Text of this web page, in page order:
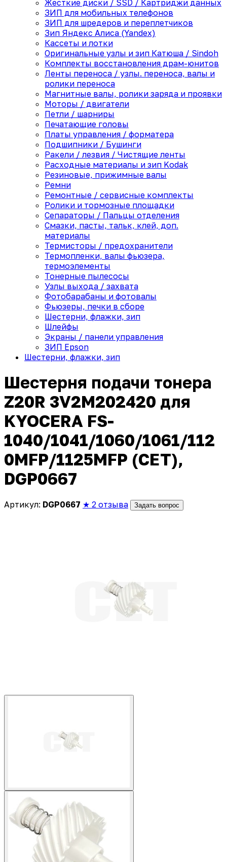
Жесткие диски / SSD / Картриджи данных
ЗИП для мобильных телефонов
ЗИП для шредеров и переплетчиков
Зип Яндекс Алиса (Yandex)
Кассеты и лотки
Оригинальные узлы и зип Катюша / Sindoh
Комплекты восстановления драм-юнитов
Ленты переноса / узлы. переноса, валы и
ролики переноса
Магнитные валы, ролики заряда и проявки
Моторы / двигатели
Петли / шарниры
Печатающие головы
Платы управления / форматера
Подшипники / Бушинги
Ракели / лезвия / Чистящие ленты
Расходные материалы и зип Kodak
Резиновые, прижимные валы
Ремни
Ремонтные / сервисные комплекты
Ролики и тормозные площадки
Сепараторы / Пальцы отделения
Смазки, пасты, тальк, клей, доп.
материалы
Термисторы / предохранители
Термопленки, валы фьюзера,
термоэлементы
Тонерные пылесосы
Узлы выхода / захвата
Фотобарабаны и фотовалы
Фьюзеры, печки в сборе
Шестерни, флажки, зип
Шлейфы
Экраны / панели управления
ЗИП Epson
Шестерни, флажки, зип
Шестерня подачи тонера
Z20R 3V2M202420 для
KYOCERA FS-
1040/1041/1060/1061/112
0MFP/1125MFP (CET),
DGP0667
Артикул: DGP0667 ★ 2 отзыва Задать вопрос